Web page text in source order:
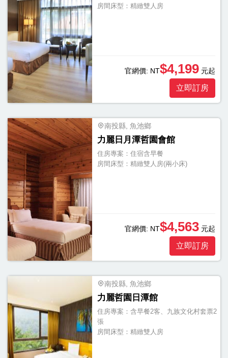
房間床型： 精緻雙人房
官網價: NT$4,199 元起
立即訂房
南投縣, 魚池鄉
力麗日月潭哲園會館
住房專案： 住宿含早餐
房間床型： 精緻雙人房(兩小床)
官網價: NT$4,563 元起
立即訂房
南投縣, 魚池鄉
力麗哲園日潭館
住房專案： 含早餐2客、九族文化村套票2
張
房間床型： 精緻雙人房